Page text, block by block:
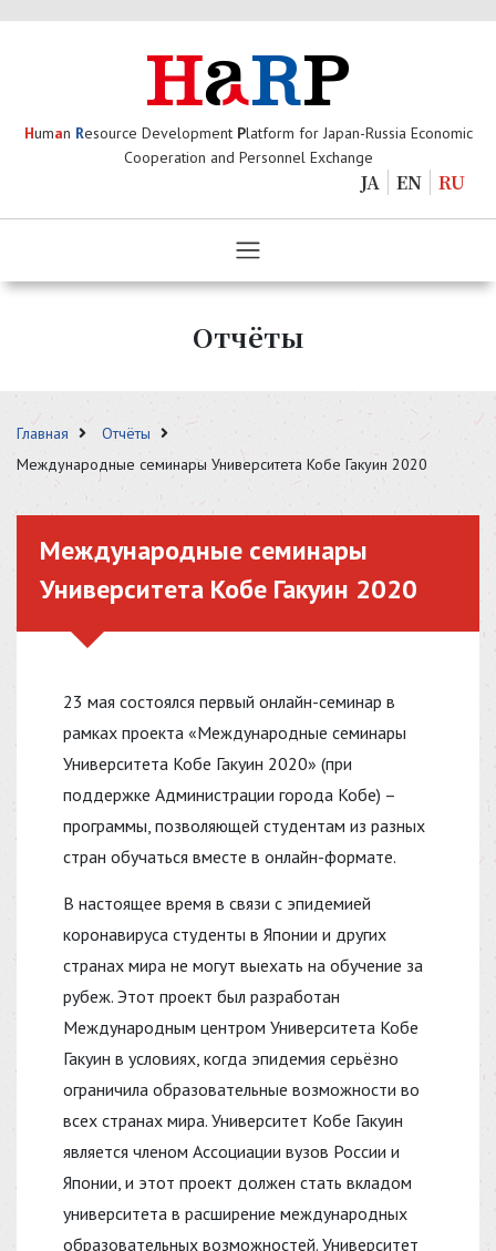
Human Resource Development Platform for Japan-Russia Economic
Cooperation and Personnel Exchange
JA EN RU
Отчёты
Главная
Отчёты
Международные семинары Университета Кобе Гакуин 2020
Международные семинары
Университета Кобе Гакуин 2020
23 мая состоялся первый онлайн-семинар в
рамках проекта «Международные семинары
Университета Кобе Гакуин 2020» (при
поддержке Администрации города Кобе) –
программы, позволяющей студентам из разных
стран обучаться вместе в онлайн-формате.
В настоящее время в связи с эпидемией
коронавируса студенты в Японии и других
странах мира не могут выехать на обучение за
рубеж. Этот проект был разработан
Международным центром Университета Кобе
Гакуин в условиях, когда эпидемия серьёзно
ограничила образовательные возможности во
всех странах мира. Университет Кобе Гакуин
является членом Ассоциации вузов России и
Японии, и этот проект должен стать вкладом
университета в расширение международных
образовательных возможностей. Университет